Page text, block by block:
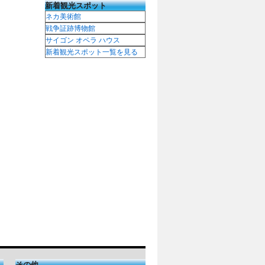
新着観光スポット
ネカ美術館
戦争証跡博物館
サイゴン オペラ ハウス
新着観光スポット一覧を見る